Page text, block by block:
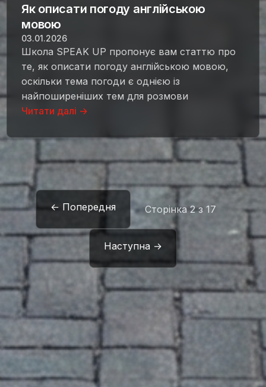
Як описати погоду англійською
мовою
03.01.2026
Школа SPEAK UP пропонує вам статтю про
те, як описати погоду англійською мовою,
оскільки тема погоди є однією із
найпоширеніших тем для розмови
Читати далі →
← Попередня Сторінка 2 з 17
Наступна →